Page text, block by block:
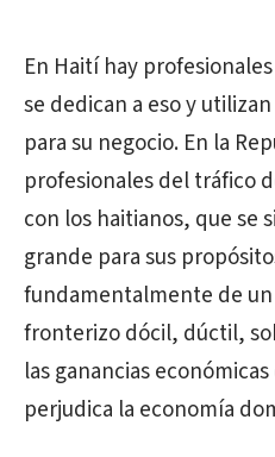
En Haití hay
se dedican a eso y
para su negocio. En la
profesionales del tráfico
con los haitianos, que se
grande para sus
fundamentalmente de
fronterizo dócil, dúctil,
las ganancias
perjudica la economía